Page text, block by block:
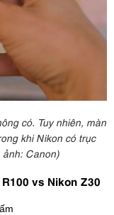
có. Tuy nhiên, màn
khi Nikon có trục
ảnh: Canon)
vs Nikon Z30